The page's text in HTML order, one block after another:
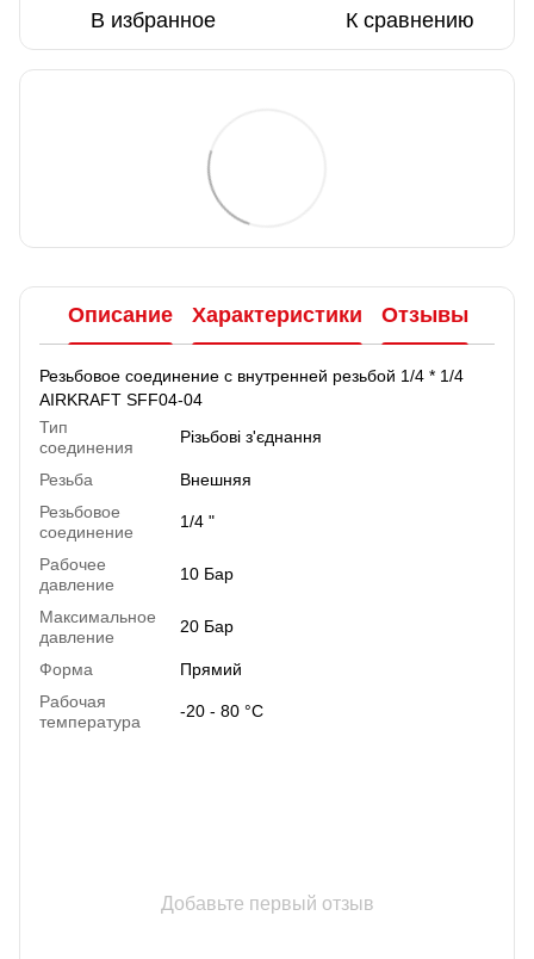
В избранное К сравнению
Описание Характеристики Отзывы
Резьбовое соединение с внутренней резьбой 1/4 * 1/4
AIRKRAFT SFF04-04
Тип
соединения
Різьбові з'єднання
Резьба
Внешняя
Резьбовое
соединение
1/4 "
Рабочее
давление
10 Бар
Максимальное
давление
20 Бар
Форма
Прямий
Рабочая
температура
-20 - 80 °C
Добавьте первый отзыв